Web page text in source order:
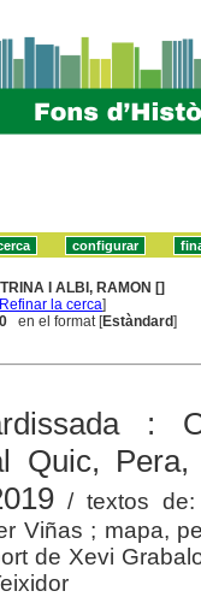
I ALBI, RAMON []
Refinar la cerca]
en el format [Estàndard]
:
Quic,
/ textos de:
Viñas ; mapa,
de Xevi